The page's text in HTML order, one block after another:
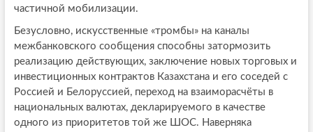
частичной мобилизации.
Безусловно, искусственные «тромбы» на каналы
межбанковского сообщения способны затормозить
реализацию действующих, заключение новых торговых и
инвестиционных контрактов Казахстана и его соседей с
Россией и Белоруссией, переход на взаиморасчёты в
национальных валютах, декларируемого в качестве
одного из приоритетов той же ШОС. Наверняка